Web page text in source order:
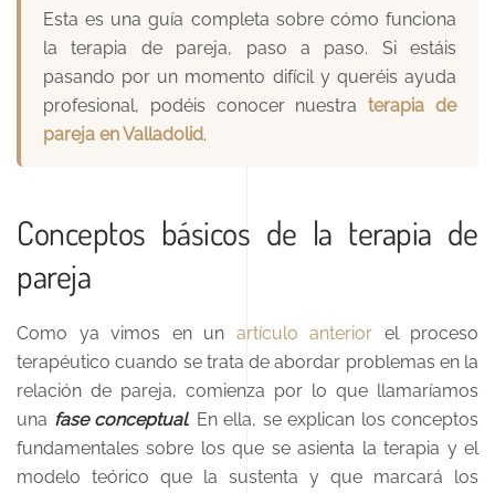
Esta es una guía completa sobre cómo funciona
la terapia de pareja, paso a paso. Si estáis
pasando por un momento difícil y queréis ayuda
profesional, podéis conocer nuestraterapia de
pareja en Valladolid.
Conceptos básicos de la terapia de
pareja
Como ya vimos en un artículo anterior el proceso
terapéutico cuando se trata de abordar problemas en la
relación de pareja, comienza por lo que llamaríamos
una fase conceptual. En ella, se explican los conceptos
fundamentales sobre los que se asienta la terapia y el
modelo teórico que la sustenta y que marcará los